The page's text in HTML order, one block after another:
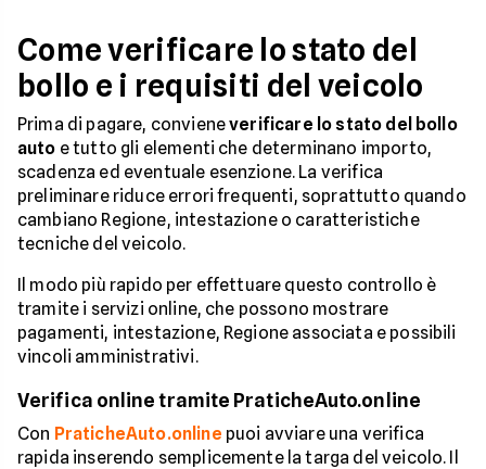
Come verificare lo stato del
bollo e i requisiti del veicolo
Prima di pagare, convieneverificare lo stato del bollo
auto e tutto gli elementi che determinano importo,
scadenza ed eventuale esenzione. La verifica
preliminare riduce errori frequenti, soprattutto quando
cambiano Regione, intestazione o caratteristiche
tecniche del veicolo.
Il modo più rapido per effettuare questo controllo è
tramite i servizi online, che possono mostrare
pagamenti, intestazione, Regione associata e possibili
vincoli amministrativi.
Verifica online tramite PraticheAuto.online
Con PraticheAuto.online puoi avviare una verifica
rapida inserendo semplicemente la targa del veicolo. Il